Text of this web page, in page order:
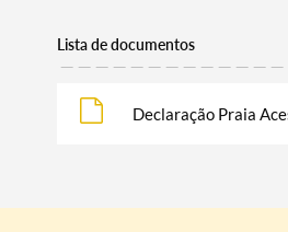
Lista de documentos
Declaração Praia